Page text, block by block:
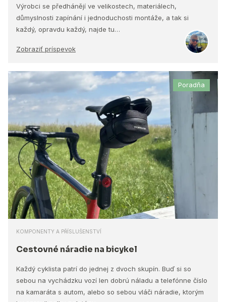
Výrobci se předhánějí ve velikostech, materiálech,
důmyslnosti zapínání i jednoduchosti montáže, a tak si
každý, opravdu každý, najde tu…
Zobraziť príspevok
Poradňa
KOMPONENTY A PŘÍSLUŠENSTVÍ
Cestovné náradie na bicykel
Každý cyklista patrí do jednej z dvoch skupín. Buď si so
sebou na vychádzku vozí len dobrú náladu a telefónne číslo
na kamaráta s autom, alebo so sebou vláči náradie, ktorým